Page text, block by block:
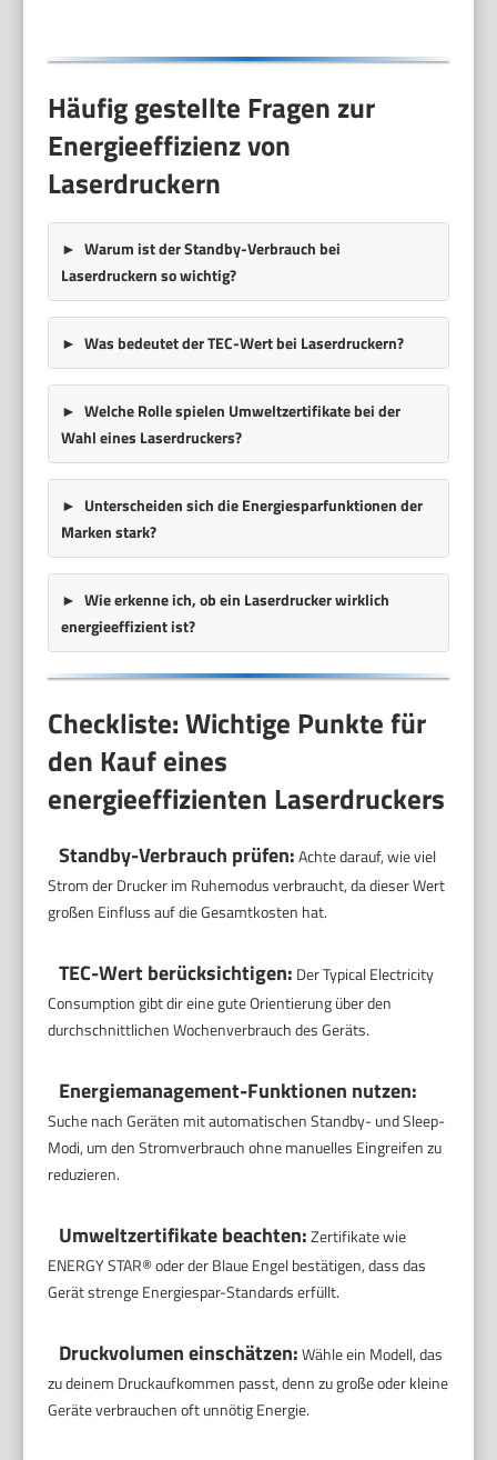
Häufig gestellte Fragen zur
Energieeffizienz von
Laserdruckern
Warum ist der Standby-Verbrauch bei
Laserdruckern so wichtig?
Was bedeutet der TEC-Wert bei Laserdruckern?
Welche Rolle spielen Umweltzertifikate bei der
Wahl eines Laserdruckers?
Unterscheiden sich die Energiesparfunktionen der
Marken stark?
Wie erkenne ich, ob ein Laserdrucker wirklich
energieeffizient ist?
Checkliste: Wichtige Punkte für
den Kauf eines
energieeffizienten Laserdruckers
Standby-Verbrauch prüfen:Achte darauf, wie viel
Strom der Drucker im Ruhemodus verbraucht, da dieser Wert
großen Einfluss auf die Gesamtkosten hat.
TEC-Wert berücksichtigen: Der Typical Electricity
Consumption gibt dir eine gute Orientierung über den
durchschnittlichen Wochenverbrauch des Geräts.
Energiemanagement-Funktionen nutzen:
Suche nach Geräten mit automatischen Standby- und Sleep-
Modi, um den Stromverbrauch ohne manuelles Eingreifen zu
reduzieren.
Umweltzertifikate beachten:Zertifikate wie
ENERGY STAR® oder der Blaue Engel bestätigen, dass das
Gerät strenge Energiespar-Standards erfüllt.
Druckvolumen einschätzen:Wähle ein Modell, das
zu deinem Druckaufkommen passt, denn zu große oder kleine
Geräte verbrauchen oft unnötig Energie.